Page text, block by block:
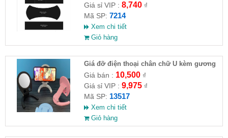
Giá sỉ VIP : 8,740₫
Mã SP: 7214
Xem chi tiết
Giỏ hàng
Giá đỡ điện thoại chân chữ U kèm gương
Giá bán : 10,500₫
Giá sỉ VIP : 9,975₫
Mã SP: 13517
Xem chi tiết
Giỏ hàng